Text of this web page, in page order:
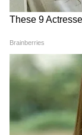
Image Credit :ANI
শয্যা সংখ্যা
হাসপাতালে
এম এ আগে